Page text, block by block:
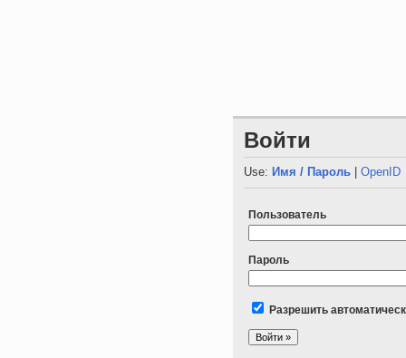
Войти
Use: Имя / Пароль |OpenID
Пользователь
Пароль
Разрешить